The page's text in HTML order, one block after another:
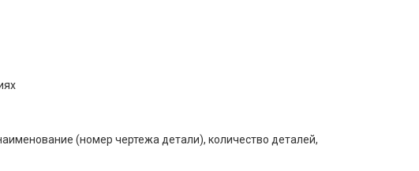
(номер чертежа детали), количество деталей,